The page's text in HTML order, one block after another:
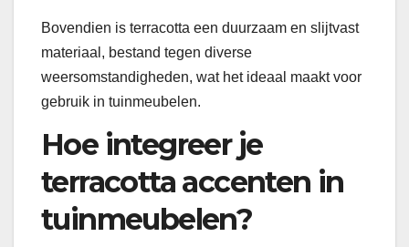
Bovendien is terracotta een duurzaam en slijtvast
materiaal, bestand tegen diverse
weersomstandigheden, wat het ideaal maakt voor
gebruik in tuinmeubelen.
Hoe integreer je
terracotta accenten in
tuinmeubelen?